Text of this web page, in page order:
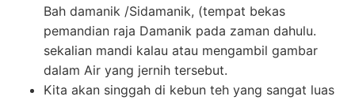
Bah damanik /Sidamanik, (tempat bekas
pemandian raja Damanik pada zaman dahulu.
sekalian mandi kalau atau mengambil gambar
dalam Air yang jernih tersebut.
Kita akan singgah di kebun teh yang sangat luas